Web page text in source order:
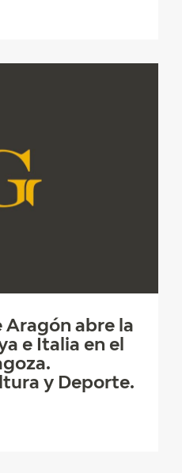
Aragón abre la
e Italia en el
y Deporte.